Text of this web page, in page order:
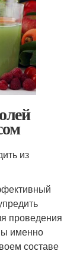
из
проведения
именно
составе